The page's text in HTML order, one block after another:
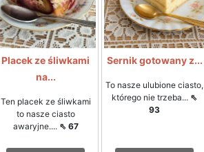
Placek ze śliwkami
na...
Ten placek ze śliwkami
to nasze ciasto
awaryjne.... ⇖ 67
Sernik gotowany z...
To nasze ulubione ciasto,
którego nie trzeba... ⇖
93